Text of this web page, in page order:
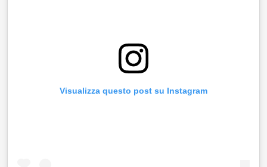
Visualizza questo post su Instagram